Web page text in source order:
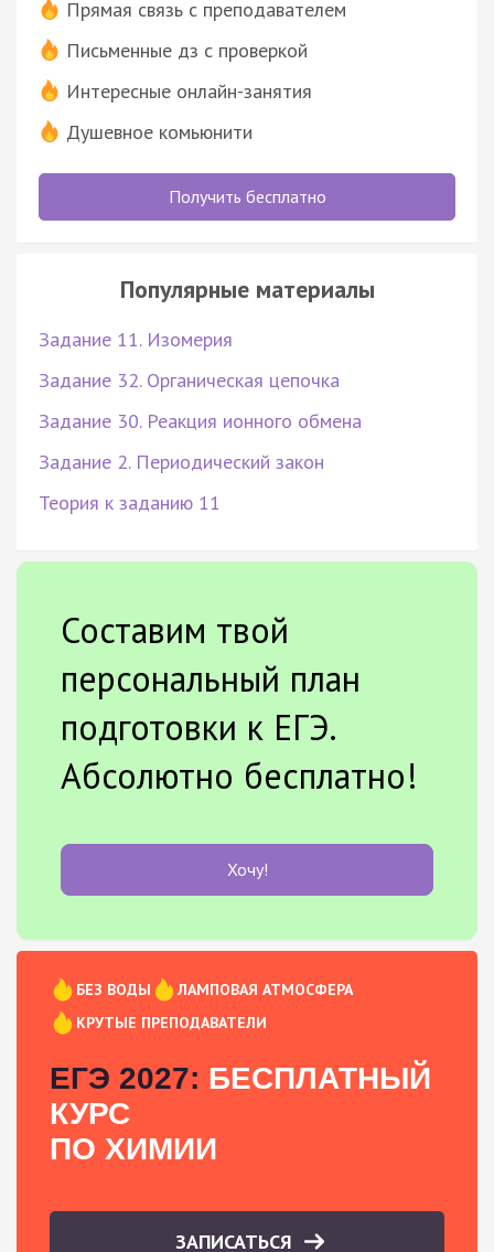
Прямая связь с преподавателем
Письменные дз с проверкой
Интересные онлайн-занятия
Душевное комьюнити
Получить бесплатно
Популярные материалы
Задание 11. Изомерия
Задание 32. Органическая цепочка
Задание 30. Реакция ионного обмена
Задание 2. Периодический закон
Теория к заданию 11
Составим твой
персональный план
подготовки к ЕГЭ.
Абсолютно бесплатно!
Хочу!
БЕЗ ВОДЫ
ЛАМПОВАЯ АТМОСФЕРА
КРУТЫЕ ПРЕПОДАВАТЕЛИ
ЕГЭ 2027: БЕСПЛАТНЫЙ
КУРС
ПО ХИМИИ
ЗАПИСАТЬСЯ